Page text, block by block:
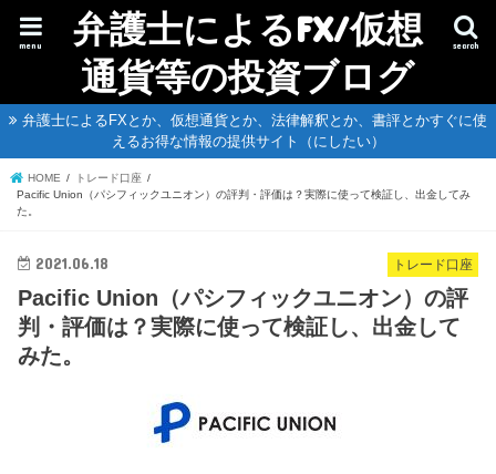
弁護士によるFX/仮想
通貨等の投資ブログ
search
menu
弁護士によるFXとか、仮想通貨とか、法律解釈とか、書評とかすぐに使
えるお得な情報の提供サイト（にしたい）
HOME
トレード口座
Pacific Union（パシフィックユニオン）の評判・評価は？実際に使って検証し、出金してみ
た。
トレード口座
2021.06.18
Pacific Union（パシフィックユニオン）の評
判・評価は？実際に使って検証し、出金して
みた。